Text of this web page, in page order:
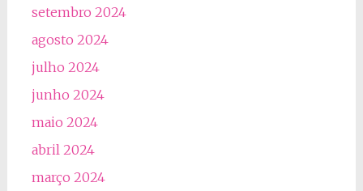
setembro 2024
agosto 2024
julho 2024
junho 2024
maio 2024
abril 2024
março 2024